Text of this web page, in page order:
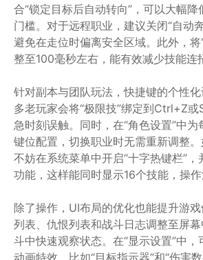
合“锁定目标后自动转向”，可以大幅
门槛。对于远程职业，建议关闭“自动
避免在走位时偏离安全区域。此外，将
整至100毫秒左右，能有效减少技能连
针对副本与团队玩法，快捷键的个性
多老玩家会将“极限技”绑定到Ctrl+Z
急时刻误触。同时，在“角色设置”中
键位配置，切换职业时无需重新调整。
不妨在系统菜单中开启“十字热键栏”，
功能，这样能同时显示16个技能，操作
除了操作，UI布局的优化也能提升游
列表、仇恨列表和战斗日志调整至屏
斗中快速观察状态。在“显示设置”中
动画特效，比如“目标指示器”和“伤害